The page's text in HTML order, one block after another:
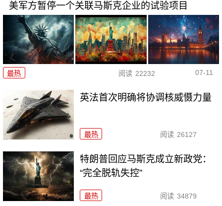
美军方暂停一个关联马斯克企业的试验项目
最热 阅读 22232 07-11
英法首次明确将协调核威慑力量
最热 阅读 26127
特朗普回应马斯克成立新政党：
“完全脱轨失控”
最热 阅读 34879